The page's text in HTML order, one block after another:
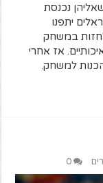
נכנסת
יתפנו
כדי לחזות במשחק
אז אחרי
למשחק.
0